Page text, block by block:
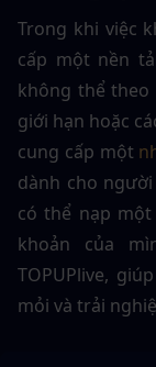
Trong khi việc
cấp một nền
không thể
giới hạn hoặc
cung cấp một
dành cho
có thể nạp
khoản của
TOPUPlive,
mỏi và trải